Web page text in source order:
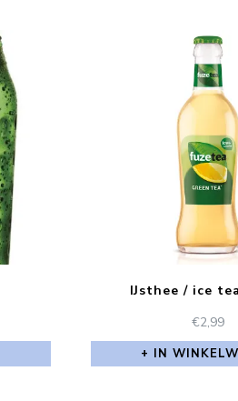
IJsthee / ice
€2,99
IN